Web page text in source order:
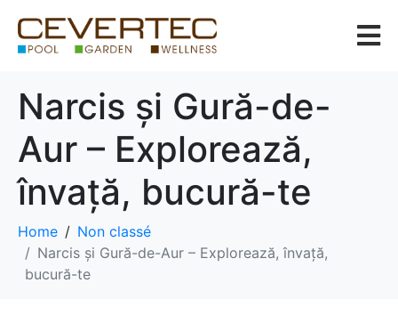
Narcis și Gură-de-
Aur – Explorează,
învață, bucură-te
Home
Non classé
Narcis și Gură-de-Aur – Explorează, învață,
bucură-te